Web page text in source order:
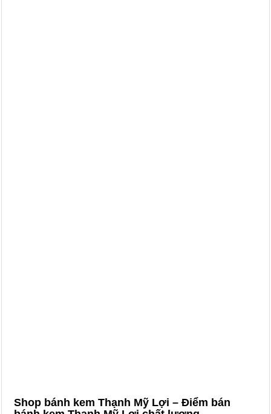
Shop bánh kem Thạnh Mỹ Lợi – Điểm bán